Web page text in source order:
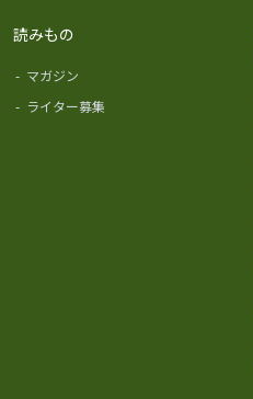
読みもの
- マガジン
- ライター募集